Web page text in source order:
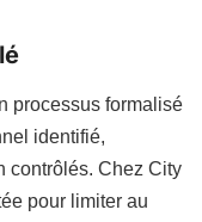
processus formalisé
identifié,
contrôlés. Chez City
pour limiter au